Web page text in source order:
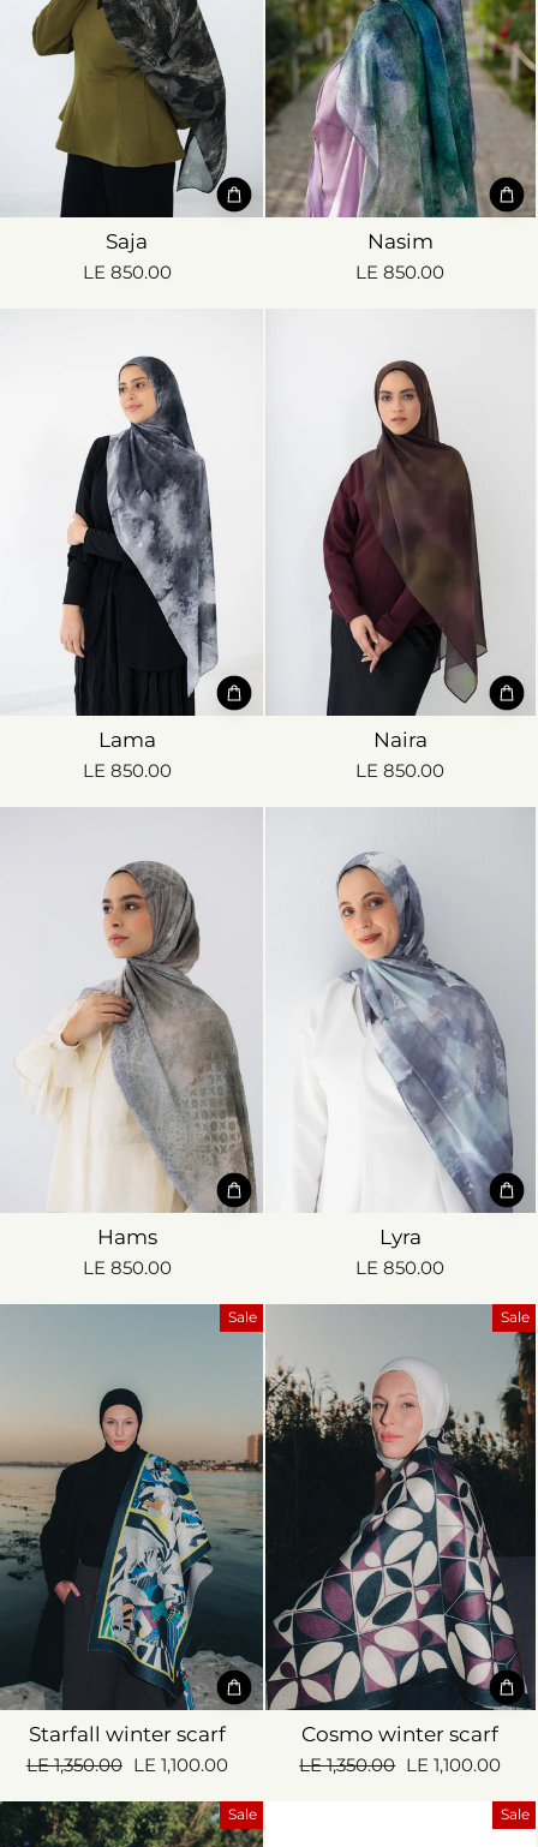
Saja
LE 850.00
Nasim
LE 850.00
Lama
LE 850.00
Naira
LE 850.00
Hams
LE 850.00
Lyra
LE 850.00
Sale
Starfall winter scarf
Regular
LE 1,350.00 Sale
LE 1,100.00
Sale
Cosmo winter scarf
Regular
LE 1,350.00 Sale
LE 1,100.00
Sale Sale